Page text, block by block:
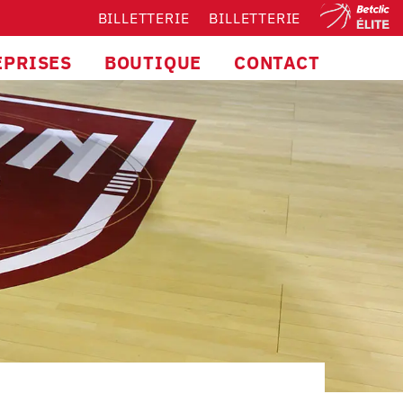
BILLETTERIE BILLETTERIE
BOUTIQUE CONTACT